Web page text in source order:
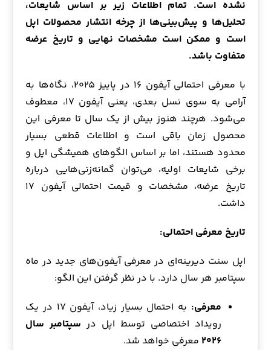
نشده است. تمام اطلاعات زیر بر اساس شایعات،
تحلیل‌ها و پیش‌بینی‌ها از چرخه انتشار محصولات اپل
است و ممکن است مشخصات نهایی و تاریخ عرضه
متفاوت باشد.
با معرفی احتمالی آیفون ۱۶ در پاییز ۲۰۲۵، نگاه‌ها به
آرامی به سوی نسل بعدی، یعنی آیفون ۱۷، معطوف
می‌شود. هرچند هنوز بیش از یک سال تا معرفی این
محصول زمان باقی است و اطلاعات قطعی بسیار
محدود هستند، اما بر اساس الگوهای همیشگی اپل و
برخی شایعات اولیه، می‌توان گمانه‌زنی‌هایی درباره
تاریخ عرضه، مشخصات و قیمت احتمالی آیفون ۱۷
داشت.
تاریخ معرفی احتمالی:
اپل سنت دیرینه‌ای در معرفی آیفون‌های جدید در ماه
سپتامبر هر سال دارد. با در نظر گرفتن این الگو:
معرفی:
به احتمال بسیار زیاد، آیفون ۱۷ در یک
رویداد اختصاصی توسط اپل در سپتامبر سال
۲۰۲۶ معرفی خواهد شد.